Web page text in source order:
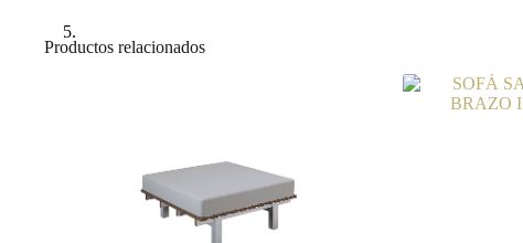
Productos relacionados